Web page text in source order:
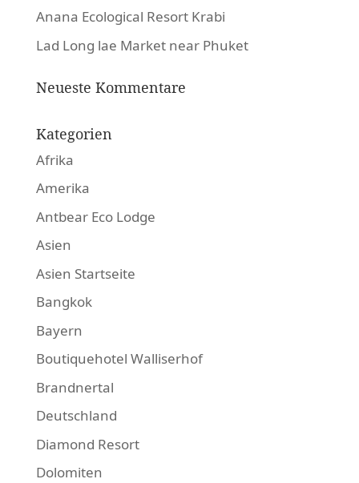
Anana Ecological Resort Krabi
Lad Long lae Market near Phuket
Neueste Kommentare
Kategorien
Afrika
Amerika
Antbear Eco Lodge
Asien
Asien Startseite
Bangkok
Bayern
Boutiquehotel Walliserhof
Brandnertal
Deutschland
Diamond Resort
Dolomiten